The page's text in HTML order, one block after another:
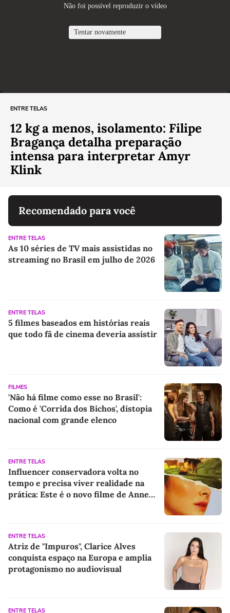
ENTRE TELAS
12 kg a menos, isolamento: Filipe
Bragança detalha preparação
intensa para interpretar Amyr
Klink
Recomendado para você
ENTRE TELAS
As 10 séries de TV mais assistidas no
streaming no Brasil em julho de 2026
ENTRE TELAS
5 filmes baseados em histórias reais
que todo fã de cinema deveria assistir
FILMES
'Não há filme como esse no Brasil':
Como é 'Corrida dos Bichos', distopia
nacional com grande elenco
ENTRE TELAS
Influencer conservadora volta no
tempo e precisa viver realidade na
prática: Este é o novo filme de Anne
ENTRE TELAS
Atriz de "Impuros", Clarice Alves
conquista espaço na Europa e amplia
protagonismo no audiovisual
ENTRE TELAS